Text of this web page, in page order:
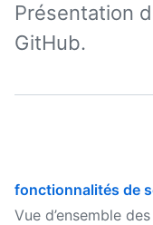
Présentation
GitHub.
fonctionnalités de
Vue d’ensemble